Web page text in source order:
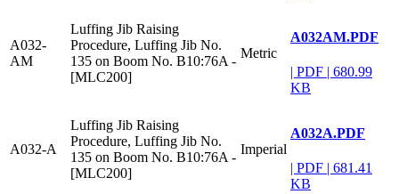
A032-
AM
Luffing Jib Raising
Procedure, Luffing Jib No.
135 on Boom No. B10:76A -
[MLC200]
Metric
A032AM.PDF
| PDF | 680.99
KB
A032-A
Luffing Jib Raising
Procedure, Luffing Jib No.
135 on Boom No. B10:76A -
[MLC200]
Imperial
A032A.PDF
| PDF | 681.41
KB